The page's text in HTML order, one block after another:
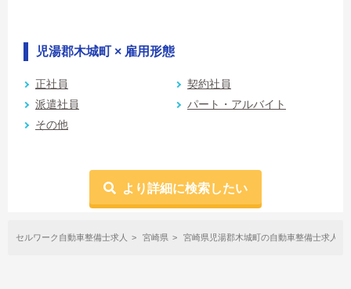
児湯郡木城町 × 雇用形態
正社員
契約社員
派遣社員
パート・アルバイト
その他
より詳細に検索したい
セルワーク自動車整備士求人 宮崎県 宮崎県児湯郡木城町の自動車整備士求人